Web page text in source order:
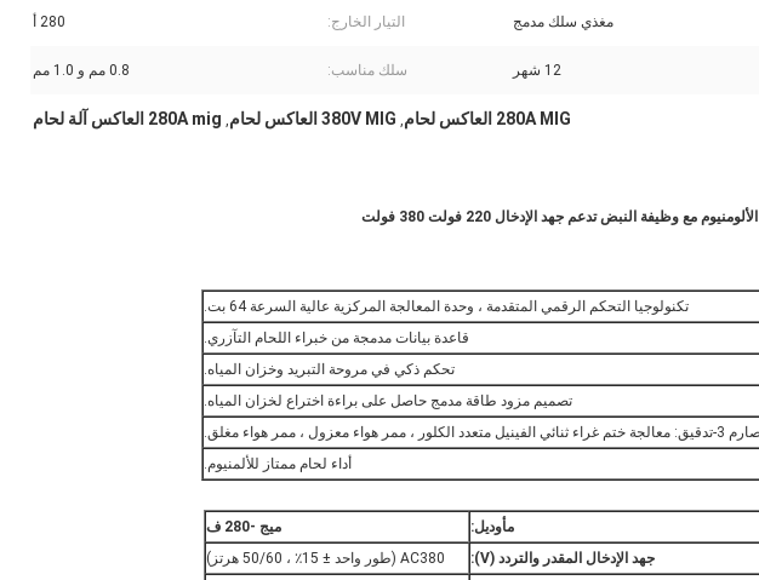
مغذي سلك مدمج التيار الخارج: 280 أ
12 شهر سلك مناسب: 0.8 مم و 1.0 مم
280A MIG العاكس لحام , 380V MIG العاكس لحام , 280A mig العاكس آلة لحام
مع وظيفة النبض تدعم جهد الإدخال 220 فولت 380 فولت
تكنولوجيا التحكم الرقمي المتقدمة ، وحدة المعالجة المركزية عالية السرعة 64 بت.
قاعدة بيانات مدمجة من خبراء اللحام التآزري.
تحكم ذكي في مروحة التبريد وخزان المياه.
تصميم مزود طاقة مدمج حاصل على براءة اختراع لخزان المياه.
، ممر هواء معزول ، ممر هواء مغلق.
أداء لحام ممتاز للألمنيوم.
مأوديل:
ميج -280 ف
جهد الإدخال المقدر و التردد (V) :
AC380 (طور واحد ± 15٪ ، 50/60 هرتز)